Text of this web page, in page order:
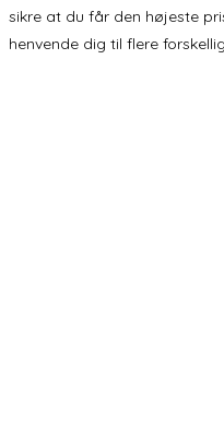
sikre at du får den højeste
henvende dig til flere